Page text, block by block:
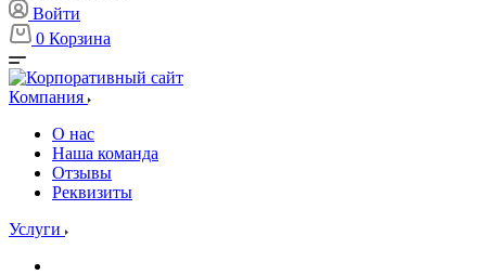
Войти
0 Корзина
Компания
О нас
Наша команда
Отзывы
Реквизиты
Услуги